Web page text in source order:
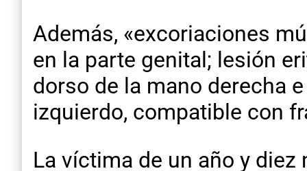
Además, «excoriaciones
en la parte genital; lesión
dorso de la mano derecha
izquierdo, compatible con
La víctima de un año y